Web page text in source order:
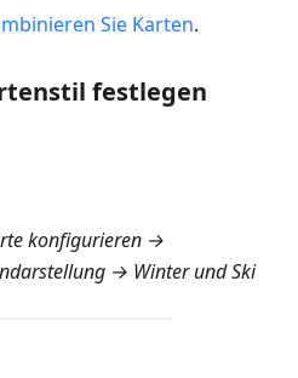
Sie Karten.
festlegen
konfigurieren →
→ Winter und Ski